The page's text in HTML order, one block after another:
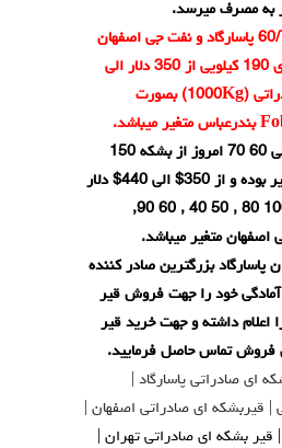
به مصرف میرسد.
معمولا قیمت قیر صادراتی 60/70 پاسارگاد و نفت جی اصفهان
فله ای(حمل کشتی) و بشکه ای 190 کیلویی از 350 دلار الی
445 دلار نرخ هر تن قیر صادراتی (1000Kg) بصورت
برای تعیین قیمت قیر صادراتی 60 70 امروز از بشکه 150
کیلوگرم تا 210 کیلوگرم متغییر بوده و از 350$ الی 440$ دلار
بستگی به نوع قیر 60 70 ، 100 80 , 50 40 , 60 90,
اصفهان متغیر میباشد.
بزرگترین صادر کننده
خود را جهت فروش قیر
اعلام داشته و جهت خرید قیر
فروش تماس حاصل فرمایید.
ای صادراتی پاسارگاد |
قیربشکه ای صادراتی اصفهان |
بشکه ای صادراتی تهران |